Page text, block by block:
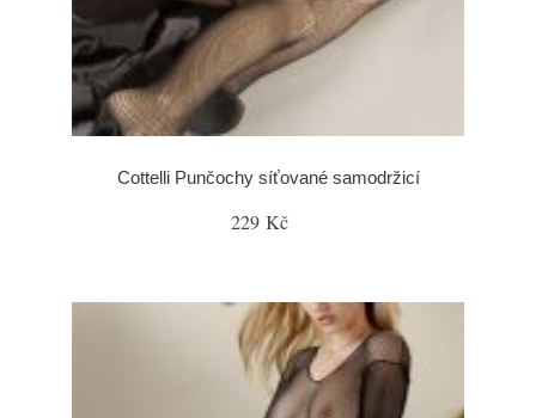
Cottelli Punčochy síťované samodržicí
229 Kč